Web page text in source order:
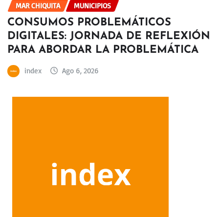
MAR CHIQUITA MUNICIPIOS
CONSUMOS PROBLEMÁTICOS
DIGITALES: JORNADA DE REFLEXIÓN
PARA ABORDAR LA PROBLEMÁTICA
index Ago 6, 2026